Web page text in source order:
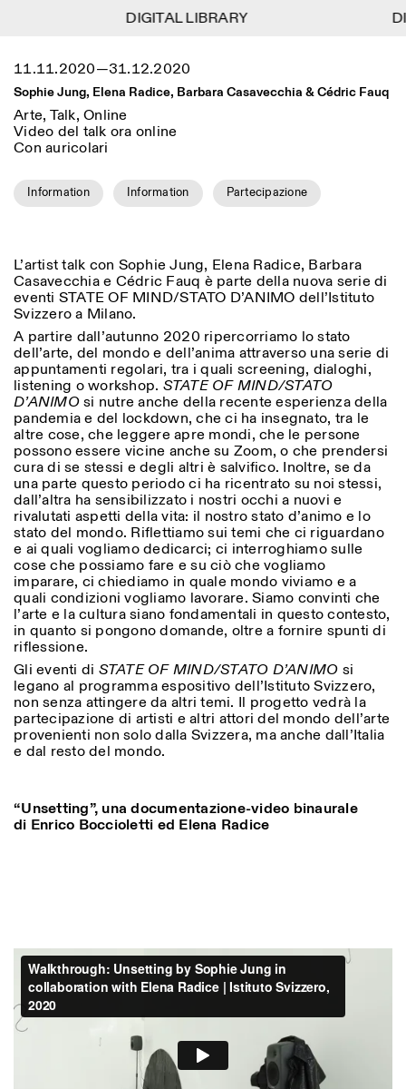
Menu
Lingua
Calendario
Ricerca
Residenze
Biblioteca
Jobs
Altre Attività
NEWSLETTER
Registrati alla nostra newsletter per ricevere
informazioni sui nostri eventi
Facebook Instagram Linkedin Vimeo
Privacy Policy
Information
ISTITUTO SVIZZERO
ROMA
roma@istitutosvizzero.it
Trasporto pubblico:
Barberini
ORARI PORTINERIA:
LUN-VEN
09:00–13:30, 14:30–18:00
ORARI MOSTRE:
Atlas Studios
Mercoledì/Venerdì: 14:30-
18:30
Giovedì: 14:30-20:00
Sabato/Domenica: 11:00-
18:30
VISITE GUIDATE:
Solo su prenotazione
(italiano, inglese)
Tariffa: 10€ per persona
Per prenotazioni:
visite@istitutosvizzero.it
Ingresso non consentito
agli animali
milano@istitutosvizzero.it
ORARI MOSTRE:
I’ll miss you when I scroll
away:
Lunedì/Venerdì: 11:00-
Giovedì: 11:00-20:00
Sabato: 14:00-18:00
Domenica chiuso
Filtri
Area di appartenenza
Arte
Residenze
Luogo
Categoria
Reset
Tutte le categorie
Antropologia
Architettura
Arte
Astrofisica
Book launch
Altre opzioni...
Durata (giorni)
1
365
> 1
11.11.2020—31.12.2020
Sophie Jung, Elena Radice, Barbara Casavecchia & Cédric Fauq
Arte, Talk, Online
Video del talk ora online
Con auricolari
Information Information Partecipazione
L’artist talk con Sophie Jung, Elena Radice, Barbara
Casavecchia e Cédric Fauq è parte della nuova serie di
eventi STATE OF MIND/STATO D’ANIMO dell’Istituto
Svizzero a Milano.
A partire dall’autunno 2020 ripercorriamo lo stato
dell’arte, del mondo e dell’anima attraverso una serie di
appuntamenti regolari, tra i quali screening, dialoghi,
listening o workshop. STATE OF MIND/STATO
D’ANIMOsi nutre anche della recente esperienza della
pandemia e del lockdown, che ci ha insegnato, tra le
altre cose, che leggere apre mondi, che le persone
possono essere vicine anche su Zoom, o che prendersi
cura di se stessi e degli altri è salvifico. Inoltre, se da
una parte questo periodo ci ha ricentrato su noi stessi,
dall’altra ha sensibilizzato i nostri occhi a nuovi e
rivalutati aspetti della vita: il nostro stato d’animo e lo
stato del mondo. Riflettiamo sui temi che ci riguardano
e ai quali vogliamo dedicarci; ci interroghiamo sulle
cose che possiamo fare e su ciò che vogliamo
imparare, ci chiediamo in quale mondo viviamo e a
quali condizioni vogliamo lavorare. Siamo convinti che
l’arte e la cultura siano fondamentali in questo contesto,
in quanto si pongono domande, oltre a fornire spunti di
riflessione.
Gli eventi di STATE OF MIND/STATO D’ANIMO si
legano al programma espositivo dell’Istituto Svizzero,
non senza attingere da altri temi. Il progetto vedrà la
partecipazione di artisti e altri attori del mondo dell’arte
provenienti non solo dalla Svizzera, ma anche dall’Italia
e dal resto del mondo.
“Unsetting”, una documentazione-video binaurale
di Enrico Boccioletti ed Elena Radice
DIGITAL LIBRARY
DIGITAL LIBRARY